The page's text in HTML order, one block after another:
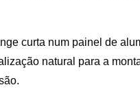
curta num painel de
natural para a